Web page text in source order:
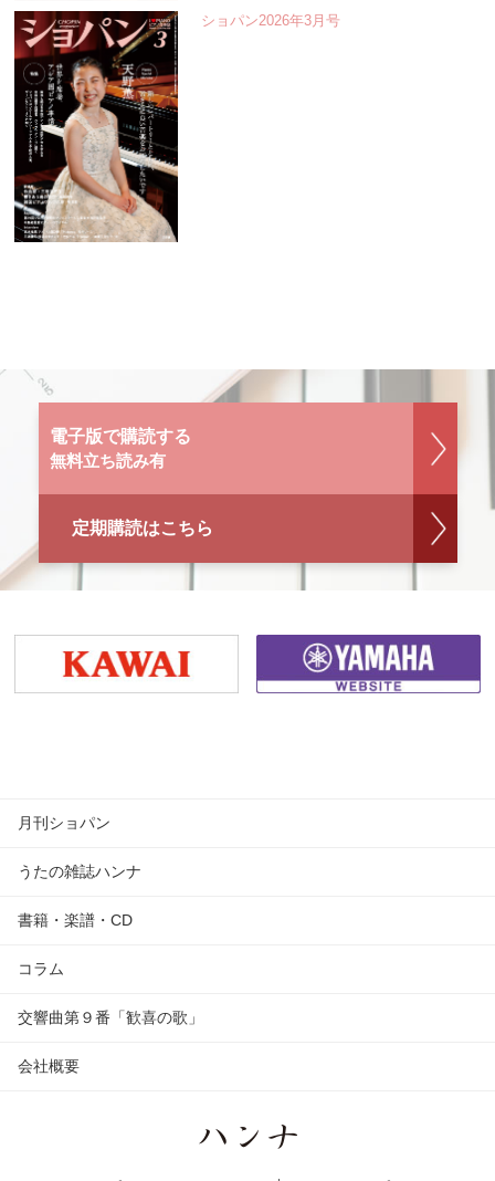
ショパン2026年3月号
電子版で購読する
無料立ち読み有
定期購読はこちら
月刊ショパン
うたの雑誌ハンナ
書籍・楽譜・CD
コラム
交響曲第９番「歓喜の歌」
会社概要